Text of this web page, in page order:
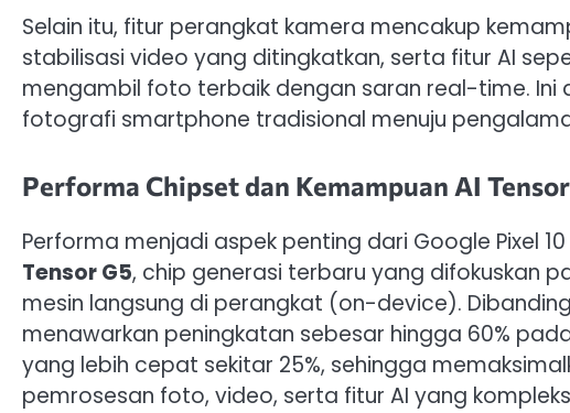
Selain itu, fitur perangkat kamera mencakup
stabilisasi video yang ditingkatkan, serta fitur AI
mengambil foto terbaik dengan saran real-time. Ini
fotografi smartphone tradisional menuju
Performa Chipset dan Kemampuan AI
Performa menjadi aspek penting dari Google Pixel
Tensor G5, chip generasi terbaru yang difokuskan
mesin langsung di perangkat (on-device).
menawarkan peningkatan sebesar hingga 60%
yang lebih cepat sekitar 25%, sehingga
pemrosesan foto, video, serta fitur AI yang